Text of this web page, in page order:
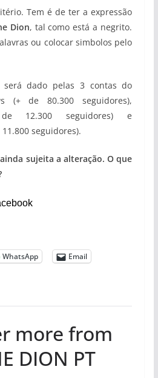
Tem é de ter a expressão
Dion, tal como está a negrito.
ou colocar simbolos pelo
dado pelas 3 contas do
(+ de 80.300 seguidores),
12.300 seguidores) e
seguidores).
sujeita a alteração. O que
WhatsApp
Email
more from
DION PT